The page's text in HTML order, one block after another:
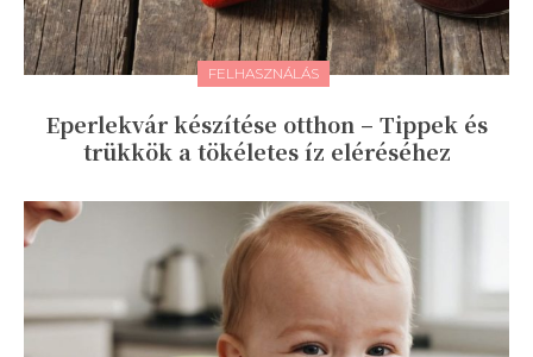
FELHASZNÁLÁS
Eperlekvár készítése otthon – Tippek és
trükkök a tökéletes íz eléréséhez